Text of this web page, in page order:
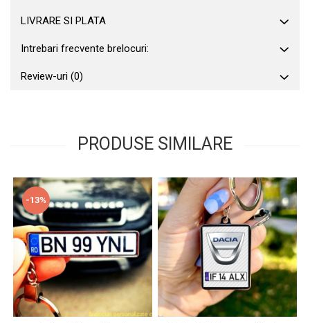
LIVRARE SI PLATA
Intrebari frecvente brelocuri:
Review-uri (0)
PRODUSE SIMILARE
-13%